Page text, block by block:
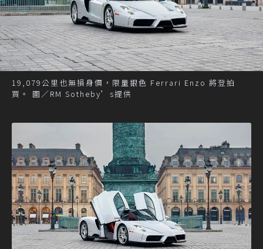
19,079公里也無損身價，限量銀色 Ferrari Enzo 將登拍
買。 圖／RM Sotheby’s提供